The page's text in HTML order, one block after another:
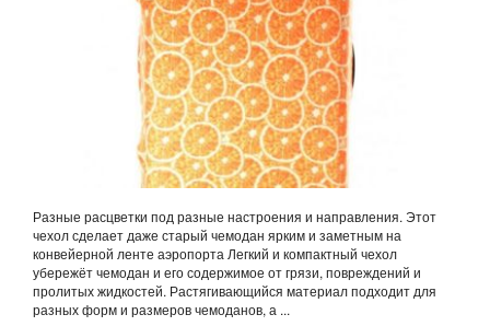
Разные расцветки под разные настроения и направления. Этот
чехол сделает даже старый чемодан ярким и заметным на
конвейерной ленте аэропорта Легкий и компактный чехол
убережёт чемодан и его содержимое от грязи, повреждений и
пролитых жидкостей. Растягивающийся материал подходит для
разных форм и размеров чемоданов, а ...